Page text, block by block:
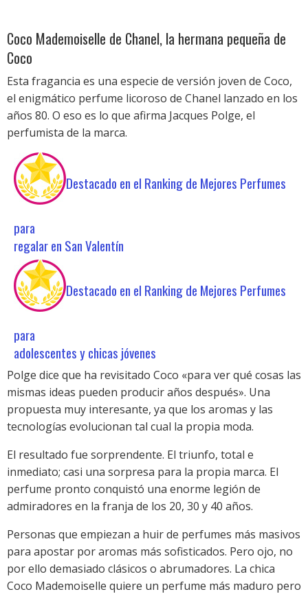
Coco Mademoiselle de Chanel, la hermana pequeña de
Coco
Esta fragancia es una especie de versión joven de Coco,
el enigmático perfume licoroso de Chanel lanzado en los
años 80. O eso es lo que afirma Jacques Polge, el
perfumista de la marca.
Destacado en el Ranking de Mejores Perfumes
para
regalar en San Valentín
Destacado en el Ranking de Mejores Perfumes
para
adolescentes y chicas jóvenes
Polge dice que ha revisitado Coco «para ver qué cosas las
mismas ideas pueden producir años después». Una
propuesta muy interesante, ya que los aromas y las
tecnologías evolucionan tal cual la propia moda.
El resultado fue sorprendente. El triunfo, total e
inmediato; casi una sorpresa para la propia marca. El
perfume pronto conquistó una enorme legión de
admiradores en la franja de los 20, 30 y 40 años.
Personas que empiezan a huir de perfumes más masivos
para apostar por aromas más sofisticados. Pero ojo, no
por ello demasiado clásicos o abrumadores. La chica
Coco Mademoiselle quiere un perfume más maduro pero